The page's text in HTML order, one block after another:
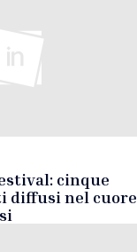
cinque
diffusi nel cuore